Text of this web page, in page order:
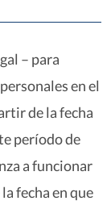
– para
en el
de la fecha
período de
a funcionar
fecha en que